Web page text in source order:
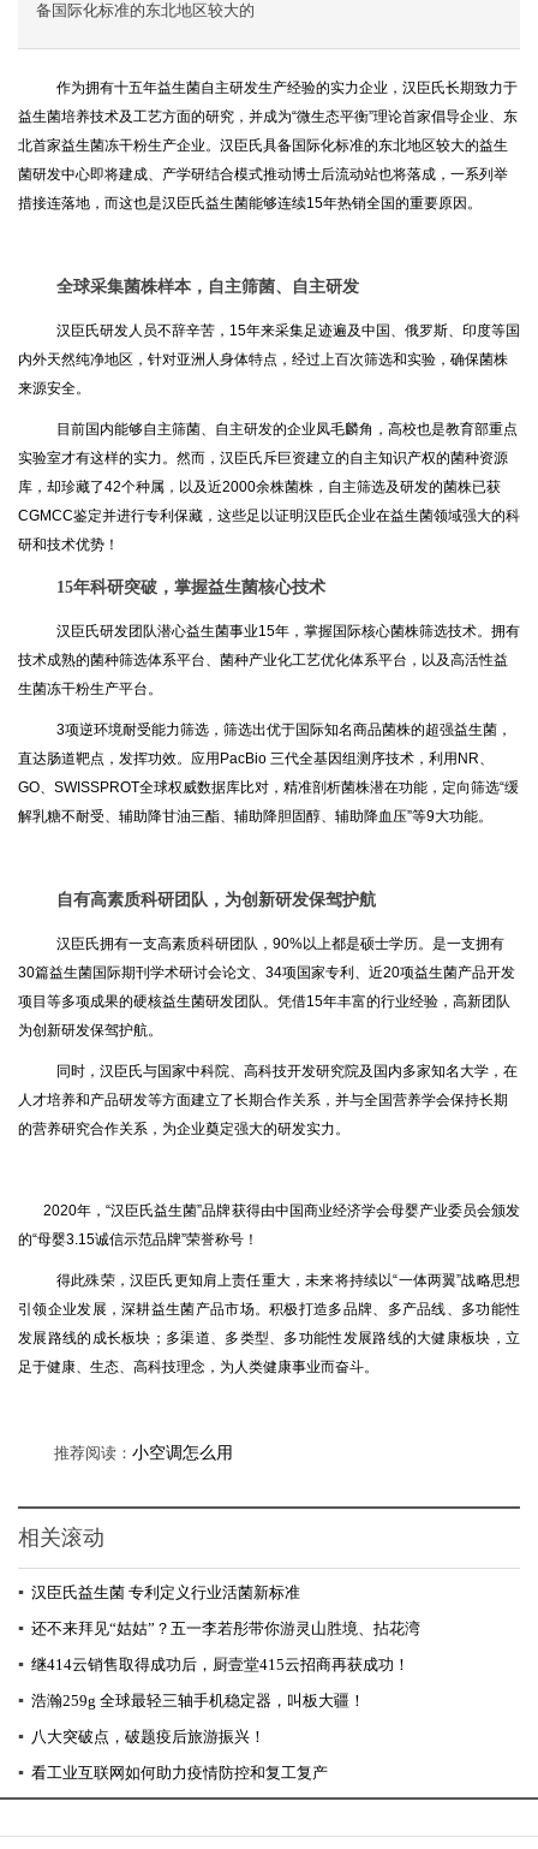
备国际化标准的东北地区较大的
作为拥有十五年益生菌自主研发生产经验的实力企业，汉臣氏长期致力于
益生菌培养技术及工艺方面的研究，并成为“微生态平衡”理论首家倡导企业、东
北首家益生菌冻干粉生产企业。汉臣氏具备国际化标准的东北地区较大的益生
菌研发中心即将建成、产学研结合模式推动博士后流动站也将落成，一系列举
措接连落地，而这也是汉臣氏益生菌能够连续15年热销全国的重要原因。
全球采集菌株样本，自主筛菌、自主研发
汉臣氏研发人员不辞辛苦，15年来采集足迹遍及中国、俄罗斯、印度等国
内外天然纯净地区，针对亚洲人身体特点，经过上百次筛选和实验，确保菌株
来源安全。
目前国内能够自主筛菌、自主研发的企业凤毛麟角，高校也是教育部重点
实验室才有这样的实力。然而，汉臣氏斥巨资建立的自主知识产权的菌种资源
库，却珍藏了42个种属，以及近2000余株菌株，自主筛选及研发的菌株已获
CGMCC鉴定并进行专利保藏，这些足以证明汉臣氏企业在益生菌领域强大的科
研和技术优势！
15年科研突破，掌握益生菌核心技术
汉臣氏研发团队潜心益生菌事业15年，掌握国际核心菌株筛选技术。拥有
技术成熟的菌种筛选体系平台、菌种产业化工艺优化体系平台，以及高活性益
生菌冻干粉生产平台。
3项逆环境耐受能力筛选，筛选出优于国际知名商品菌株的超强益生菌，
直达肠道靶点，发挥功效。应用PacBio 三代全基因组测序技术，利用NR、
GO、SWISSPROT全球权威数据库比对，精准剖析菌株潜在功能，定向筛选“缓
解乳糖不耐受、辅助降甘油三酯、辅助降胆固醇、辅助降血压”等9大功能。
自有高素质科研团队 ，为创新研发保驾护航
汉臣氏拥有一支高素质科研团队，90%以上都是硕士学历。是一支拥有
30篇益生菌国际期刊学术研讨会论文、34项国家专利、近20项益生菌产品开发
项目等多项成果的硬核益生菌研发团队。凭借15年丰富的行业经验，高新团队
为创新研发保驾护航。
同时，汉臣氏与国家中科院、高科技开发研究院及国内多家知名大学，在
人才培养和产品研发等方面建立了长期合作关系，并与全国营养学会保持长期
的营养研究合作关系，为企业奠定强大的研发实力。
2020年，“汉臣氏益生菌”品牌获得由中国商业经济学会母婴产业委员会颁发
的“母婴3.15诚信示范品牌”荣誉称号！
得此殊荣，汉臣氏更知肩上责任重大，未来将持续以“一体两翼”战略思想
引领企业发展，深耕益生菌产品市场。积极打造多品牌、多产品线、多功能性
发展路线的成长板块；多渠道、多类型、多功能性发展路线的大健康板块，立
足于健康、生态、高科技理念，为人类健康事业而奋斗。
推荐阅读： 小空调怎么用
相关滚动
▪ 汉臣氏益生菌 专利定义行业活菌新标准
▪ 还不来拜见“姑姑”？五一李若彤带你游灵山胜境、拈花湾
▪ 继414云销售取得成功后，厨壹堂415云招商再获成功！
▪ 浩瀚259g 全球最轻三轴手机稳定器，叫板大疆！
▪ 八大突破点，破题疫后旅游振兴！
▪ 看工业互联网如何助力疫情防控和复工复产